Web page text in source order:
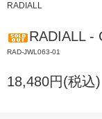
RADIALL
RADIALL -
RAD-JWL063-01
18,480円(税込)